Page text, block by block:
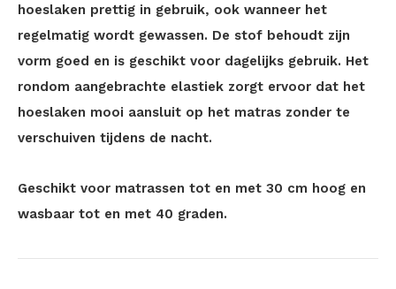
hoeslaken prettig in gebruik, ook wanneer het
regelmatig wordt gewassen. De stof behoudt zijn
vorm goed en is geschikt voor dagelijks gebruik. Het
rondom aangebrachte elastiek zorgt ervoor dat het
hoeslaken mooi aansluit op het matras zonder te
verschuiven tijdens de nacht.
Geschikt voor matrassen tot en met 30 cm hoog en
wasbaar tot en met 40 graden.